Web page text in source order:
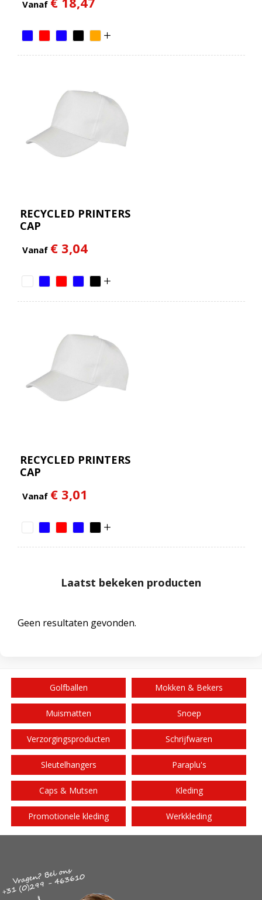
Vanaf
RECYCLED PRINTERS
CAP
Vanaf € 3,04
RECYCLED PRINTERS
CAP
Vanaf € 3,01
Laatst bekeken producten
Geen resultaten gevonden.
Golfballen Mokken & Bekers
Muismatten Snoep
Verzorgingsproducten Schrijfwaren
Sleutelhangers Paraplu's
Caps & Mutsen Kleding
Promotionele kleding Werkkleding